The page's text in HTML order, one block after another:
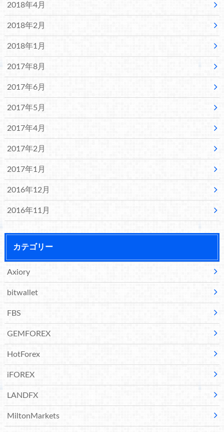
2018年4月
2018年2月
2018年1月
2017年8月
2017年6月
2017年5月
2017年4月
2017年2月
2017年1月
2016年12月
2016年11月
カテゴリー
Axiory
bitwallet
FBS
GEMFOREX
HotForex
iFOREX
LANDFX
MiltonMarkets